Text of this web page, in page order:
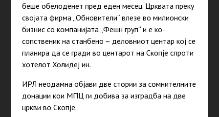
беше обелоденет пред еден месец. Црквата преку
својата фирма „Обновители“ влезе во милионски
бизнис со компанијата „Фешн груп“ и е ко-
сопственик на станбено – деловниот центар кој се
планира да се гради во центарот на Скопје спроти
хотелот Холидеј ин.
ИРЛ неодамна објави две стории за сомнителните
донации кои МПЦ ги добива за изградба на две
цркви во Скопје.